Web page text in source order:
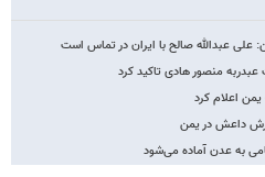
عبدالله صالح با ایران در تماس است
منصور هادی تاکید کرد
اعلام کرد
داعش در یمن
به عدن آماده می‌شود